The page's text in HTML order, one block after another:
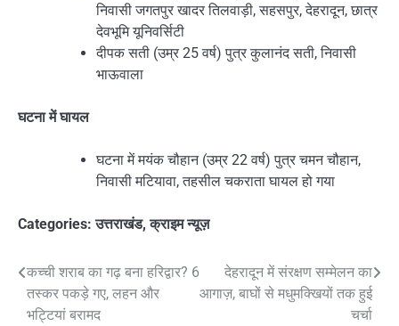
निवासी जगतपुर खादर तिलवाड़ी, सहसपुर, देहरादून, छात्र
देवभूमि यूनिवर्सिटी
दीपक सती (उम्र 25 वर्ष) पुत्र कुलानंद सती, निवासी
भाऊवाला
घटना में घायल
घटना में मयंक चौहान (उम्र 22 वर्ष) पुत्र चमन चौहान,
निवासी मटियावा, तहसील चकराता घायल हो गया
Categories:उत्तराखंड,क्राइम न्यूज़
Post
navigation
कच्ची शराब का गढ़ बना हरिद्वार? 6
तस्कर पकड़े गए, लहन और
भट्टियां बरामद
देहरादून में संरक्षण सम्मेलन का
आगाज़, बाघों से मधुमक्खियों तक हुई
चर्चा